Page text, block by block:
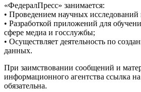
«ФедералПресс» занимается:
• Проведением научных исследований
• Разработкой приложений для
сфере медиа и госслужбы;
• Осуществляет деятельность по
данных.
При заимствовании сообщений и
информационного агентства ссылка
обязательна.